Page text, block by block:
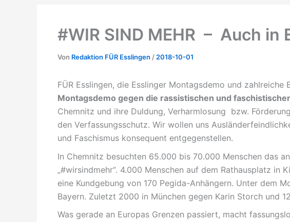
#WIR SIND MEHR – Auch in
Von Redaktion FÜR Esslingen / 2018-10-01
FÜR Esslingen, die Esslinger Montagsdemo und
Montagsdemo gegen die rassistischen und
Chemnitz und ihre Duldung, Verharmlosung bzw.
den Verfassungsschutz. Wir wollen uns
und Faschismus konsequent entgegenstellen.
In Chemnitz besuchten 65.000 bis 70.000 Menschen das
„#wirsindmehr“. 4.000 Menschen auf dem Rathausplatz in
eine Kundgebung von 170 Pegida-Anhängern. Unter dem
Bayern. Zuletzt 2000 in München gegen Karin Storch und
Was gerade an Europas Grenzen passiert, macht